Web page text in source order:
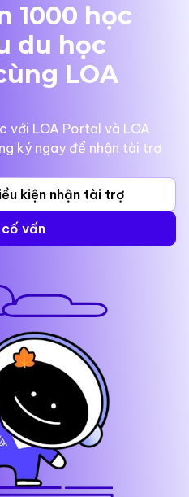
1000 học
du học
LOA
với LOA Portal và LOA
ký ngay để nhận tài trợ
kiện nhận tài trợ
vấn